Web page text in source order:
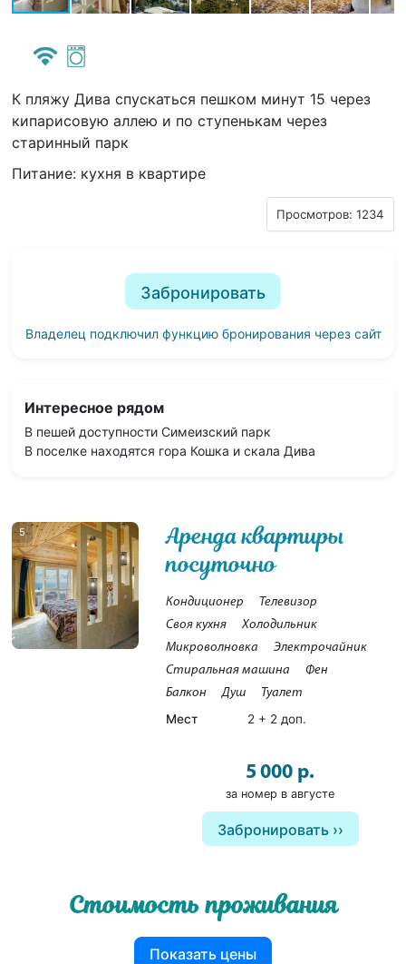
К пляжу Дива спускаться пешком минут 15 через
кипарисовую аллею и по ступенькам через
старинный парк
Питание: кухня в квартире
Просмотров: 1234
Забронировать
Владелец подключил функцию бронирования через сайт
Интересное рядом
В пешей доступности Симеизский парк
В поселке находятся гора Кошка и скала Дива
5
Аренда квартиры
посуточно
Кондиционер
Телевизор
Своя кухня
Холодильник
Микроволновка
Электрочайник
Стиральная машина
Фен
Балкон
Душ Туалет
Мест 2 + 2 доп.
5 000 р.
за номер в августе
Забронировать
Стоимость проживания
Показать цены